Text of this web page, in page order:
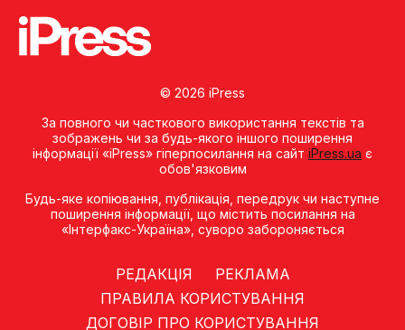
© 2026 iPress
За повного чи часткового використання текстів та
зображень чи за будь-якого іншого поширення
інформації «iPress» гіперпосилання на сайт iPress.ua є
обов'язковим
Будь-яке копiювання, публiкацiя, передрук чи наступне
поширення iнформацiї, що мiстить посилання на
«Iнтерфакс-Україна», суворо забороняється
РЕДАКЦІЯ
РЕКЛАМА
ПРАВИЛА КОРИСТУВАННЯ
ДОГОВІР ПРО КОРИСТУВАННЯ